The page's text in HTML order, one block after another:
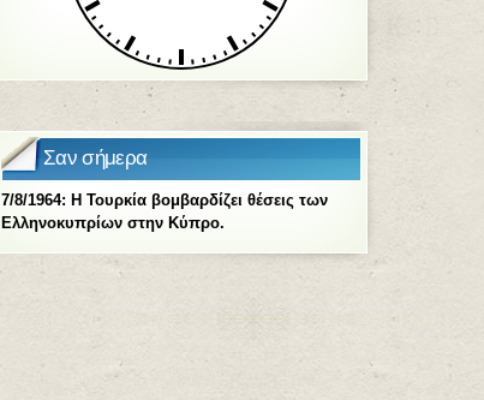
Σαν σήμερα
7/8/1964: Η Τουρκία βομβαρδίζει θέσεις των
Ελληνοκυπρίων στην Κύπρο.